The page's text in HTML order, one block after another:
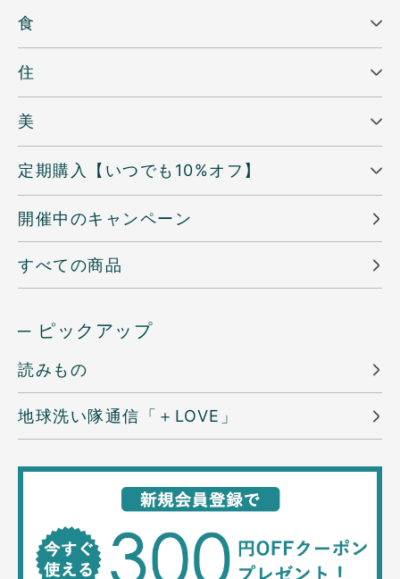
食
住
美
定期購入【いつでも10%オフ】
開催中のキャンペーン
すべての商品
─ ピックアップ
読みもの
地球洗い隊通信「＋LOVE」